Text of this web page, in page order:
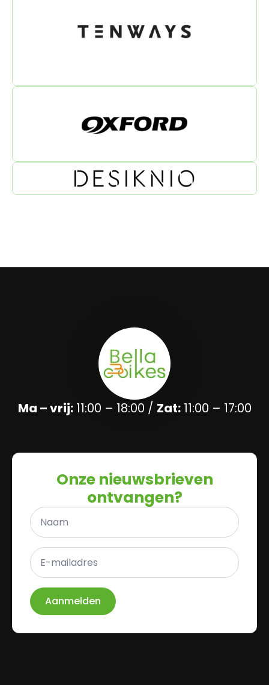
Ma – vrij:11:00 – 18:00 / Zat:11:00 – 17:00
Onze nieuwsbrieven
ontvangen?
Naam
*
E-
mailadres
*
Aanmelden